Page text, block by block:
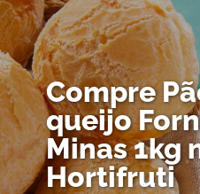
Compre
queijo
Minas 1kg
Hortifruti